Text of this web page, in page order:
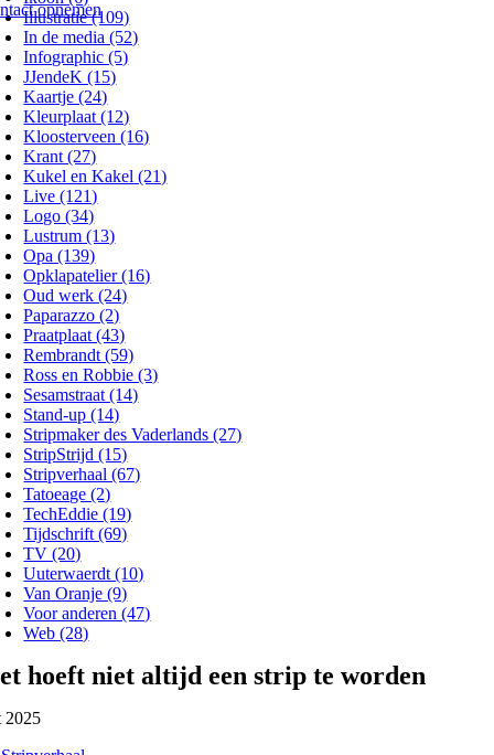
opnemen
Illustratie (109)
In de media (52)
Infographic (5)
JJendeK (15)
Kaartje (24)
Kleurplaat (12)
Kloosterveen (16)
Krant (27)
Kukel en Kakel (21)
Live (121)
Logo (34)
Lustrum (13)
Opa (139)
Opklapatelier (16)
Oud werk (24)
Paparazzo (2)
Praatplaat (43)
Rembrandt (59)
Ross en Robbie (3)
Sesamstraat (14)
Stand-up (14)
Stripmaker des Vaderlands (27)
StripStrijd (15)
Stripverhaal (67)
Tatoeage (2)
TechEddie (19)
Tijdschrift (69)
TV (20)
Uuterwaerdt (10)
Van Oranje (9)
Voor anderen (47)
Web (28)
hoeft niet altijd een strip te worden
2025